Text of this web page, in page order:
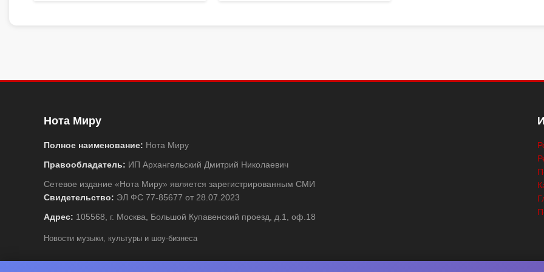
Нота Миру
Полное наименование: Нота Миру
Правообладатель: ИП Архангельский Дмитрий Николаевич
Сетевое издание «Нота Миру» является зарегистрированным СМИ
Свидетельство: ЭЛ ФС 77-85677 от 28.07.2023
Адрес: 105568, г. Москва, Большой Купавенский проезд, д.1, оф.18
Новости музыки, культуры и шоу-бизнеса